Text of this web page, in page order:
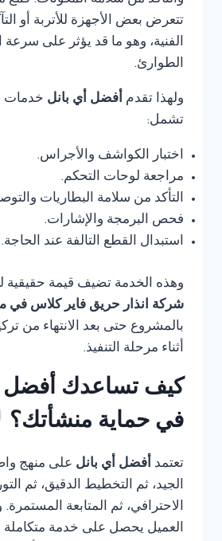
تتعرض بعض الأجهزة للأتربة أو
الفنية، وهو ما قد يؤثر على سرعة
الطوارئ.
ولهذا تقدم أفضل أي بانل خدمات
تشمل:
اختبار الكواشف والأجراس.
مراجعة لوحات التحكم.
التأكد من سلامة البطاريات
فحص البرمجة والإشارات.
استبدال القطع التالفة عند الحاجة.
وهذه الخدمة تضيف قيمة حقيقية
شركة انذار حريق فاير كلاس في
بالمشروع حتى بعد الانتهاء من
أثناء مرحلة التنفيذ.
كيف تساعدك أفضل
في حماية منشأتك؟
تعتمد أفضل أي بانل على منهج
الجيد، ثم التخطيط الدقيق، ثم
الاحترافي، ثم المتابعة
العميل يحصل على خدمة متكاملة من